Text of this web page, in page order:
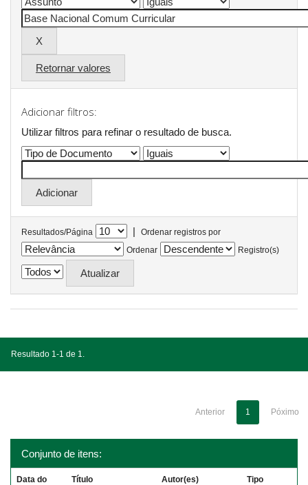
Retornar valores
Adicionar filtros:
Utilizar filtros para refinar o resultado de busca.
Resultados/Página |
Ordenar registros por
Ordenar
Registro(s)
Resultado 1-1 de 1.
Anterior 1 Póximo
Conjunto de itens:
Data do
Título Autor(es) Tipo